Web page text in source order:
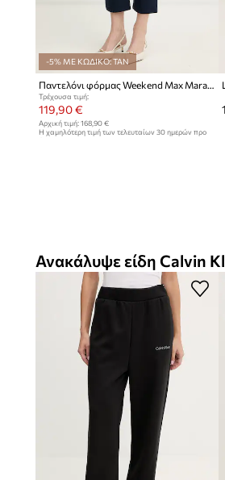
Κέντημα με λογότυπο
της
αναγνωρίσιμο χαρακτήρα
-5% ΜΕ ΚΩΔΙΚΟ: TAN
Παντελόνι φόρμας Weekend Max Mara UTOPIA
Τρέχουσα τιμή:
119,90 €
Αρχική τιμή: 168,90 €
Η χαμηλότερη τιμή των τελευταίων 30 ημερών προ
Ανακάλυψε είδη Calvin